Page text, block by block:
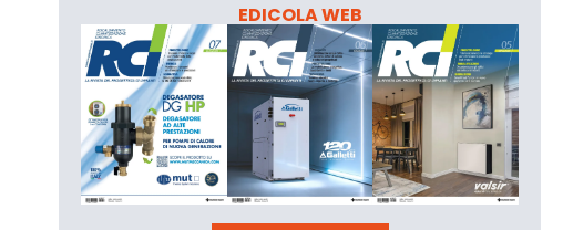
EDICOLA WEB